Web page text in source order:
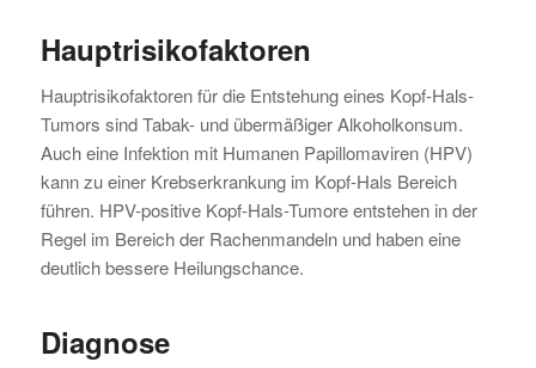
Hauptrisikofaktoren
Hauptrisikofaktoren für die Entstehung eines Kopf-Hals-
Tumors sind Tabak- und übermäßiger Alkoholkonsum.
Auch eine Infektion mit Humanen Papillomaviren (HPV)
kann zu einer Krebserkrankung im Kopf-Hals Bereich
führen. HPV-positive Kopf-Hals-Tumore entstehen in der
Regel im Bereich der Rachenmandeln und haben eine
deutlich bessere Heilungschance.
Diagnose